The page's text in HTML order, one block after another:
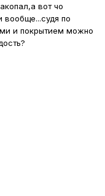
вот чо
вообще...судя по
и покрытием можно